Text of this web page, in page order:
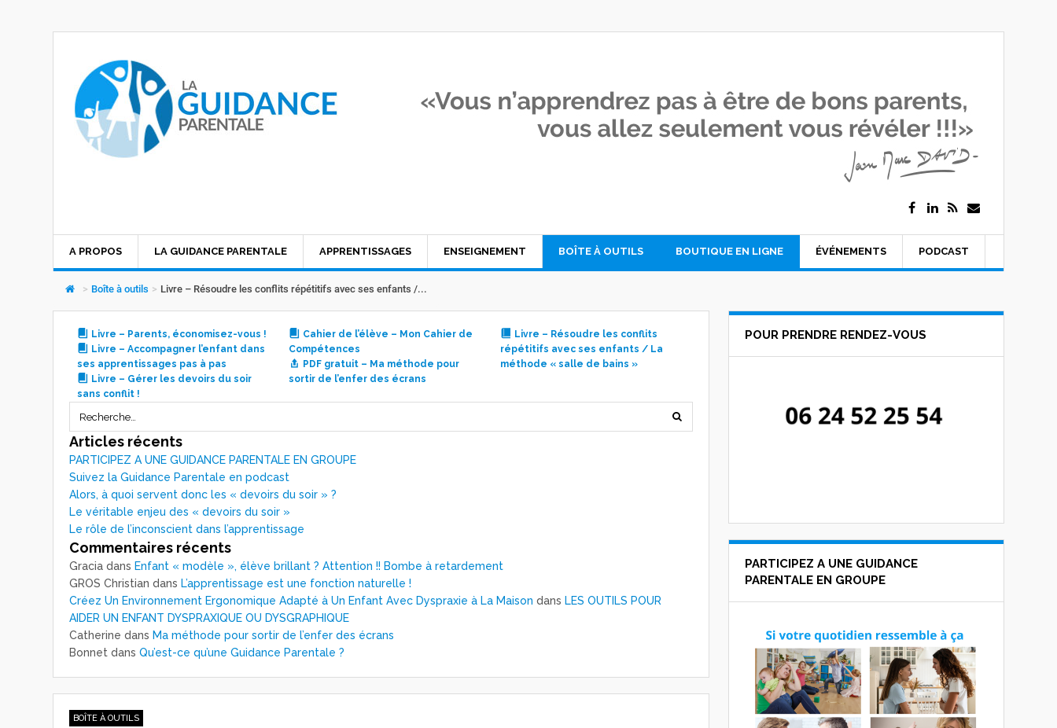
A PROPOS LA GUIDANCE PARENTALE APPRENTISSAGES ENSEIGNEMENT BOÎTE À OUTILS BOUTIQUE EN LIGNE ÉVÉNEMENTS PODCAST
> Boîte à outils > Livre – Résoudre les conflits répétitifs avec ses enfants /...
Livre – Parents, économisez-vous !
Livre – Accompagner l’enfant dans
ses apprentissages pas à pas
Livre – Gérer les devoirs du soir
sans conflit !
Cahier de l’élève – Mon Cahier de
Compétences
PDF gratuit – Ma méthode pour
sortir de l’enfer des écrans
Livre – Résoudre les conflits
répétitifs avec ses enfants / La
méthode « salle de bains »
Articles récents
PARTICIPEZ A UNE GUIDANCE PARENTALE EN GROUPE
Suivez la Guidance Parentale en podcast
Alors, à quoi servent donc les « devoirs du soir » ?
Le véritable enjeu des « devoirs du soir »
Le rôle de l’inconscient dans l’apprentissage
Commentaires récents
Gracia dans Enfant « modèle », élève brillant ? Attention !! Bombe à retardement
GROS Christian dans L’apprentissage est une fonction naturelle !
Créez Un Environnement Ergonomique Adapté à Un Enfant Avec Dyspraxie à La Maison dans LES OUTILS POUR
AIDER UN ENFANT DYSPRAXIQUE OU DYSGRAPHIQUE
Catherine dans Ma méthode pour sortir de l’enfer des écrans
Bonnet dansQu’est-ce qu’une Guidance Parentale ?
BOÎTE À OUTILS
POUR PRENDRE RENDEZ-VOUS
PARTICIPEZ A UNE GUIDANCE
PARENTALE EN GROUPE